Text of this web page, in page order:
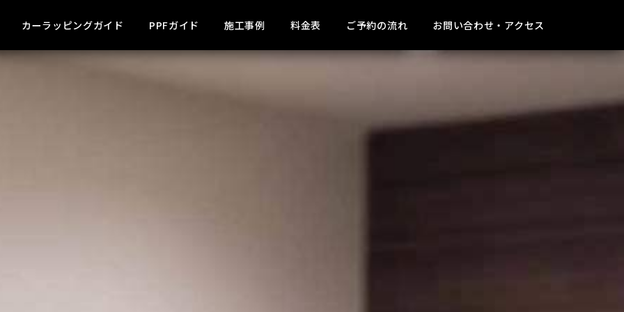
カーラッピングガイド PPFガイド 施工事例 料金表 ご予約の流れ お問い合わせ・アクセス